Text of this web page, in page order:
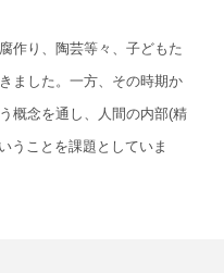
作り、陶芸等々、子どもた
ました。一方、その時期か
概念を通し、人間の内部(精
うことを課題としていま